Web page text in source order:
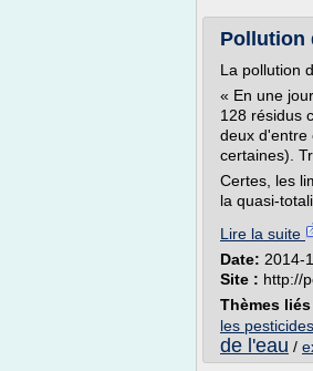
Pollution
La pollution
« En une
128 résidus
deux d'entre
certaines).
Certes, les
la quasi-
Lire la suite
Date: 2014-
Site : http://
Thèmes liés
les pesticides
de l'eau /